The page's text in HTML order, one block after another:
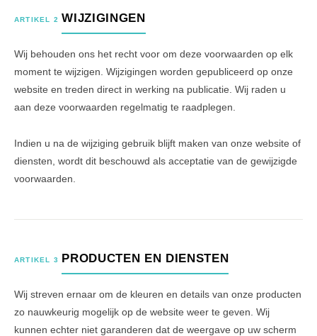
ARTIKEL 2 WIJZIGINGEN
Wij behouden ons het recht voor om deze voorwaarden op elk
moment te wijzigen. Wijzigingen worden gepubliceerd op onze
website en treden direct in werking na publicatie. Wij raden u
aan deze voorwaarden regelmatig te raadplegen.
Indien u na de wijziging gebruik blijft maken van onze website of
diensten, wordt dit beschouwd als acceptatie van de gewijzigde
voorwaarden.
ARTIKEL 3 PRODUCTEN EN DIENSTEN
Wij streven ernaar om de kleuren en details van onze producten
zo nauwkeurig mogelijk op de website weer te geven. Wij
kunnen echter niet garanderen dat de weergave op uw scherm